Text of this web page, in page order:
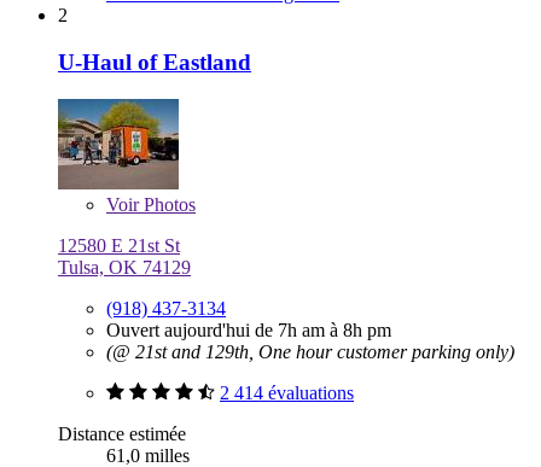
2
U-Haul of Eastland
VoirPhotos
12580 E 21st St
Tulsa, OK 74129
(918) 437-3134
Ouvert aujourd'hui de 7h am à 8h pm
(@ 21st and 129th, One hour customer parking only)
2 414 évaluations
Distance estimée
61,0 milles